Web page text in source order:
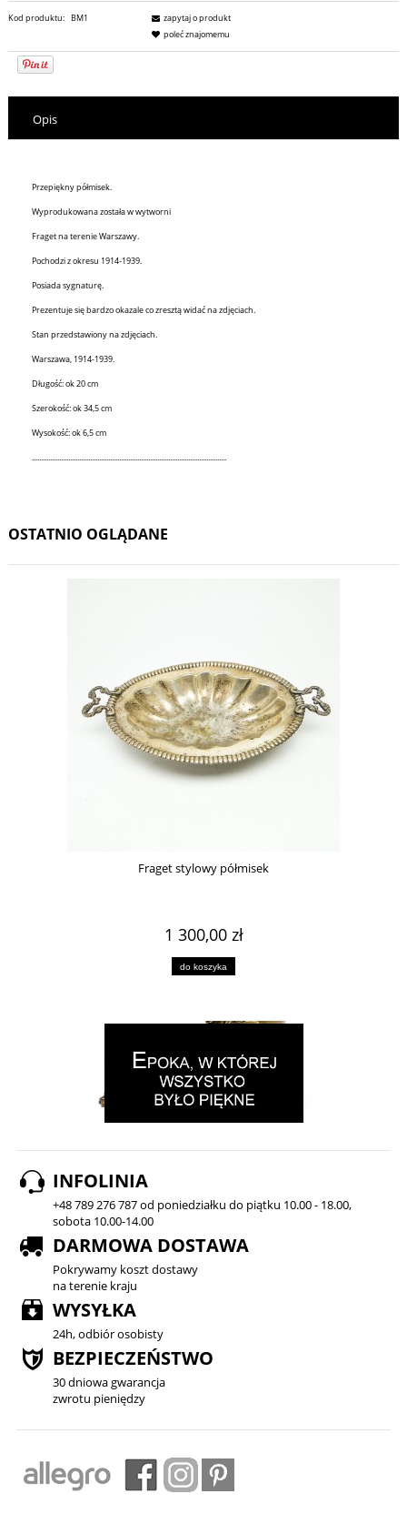
Kod produktu: BM1
zapytaj o produkt
poleć znajomemu
Opis
Przepiękny półmisek.
Wyprodukowana została w wytworni
Fraget na terenie Warszawy.
Pochodzi z okresu 1914-1939.
Posiada sygnaturę.
Prezentuje się bardzo okazale co zresztą widać na zdjęciach.
Stan przedstawiony na zdjęciach.
Warszawa, 1914-1939.
Długość: ok 20 cm
Szerokość: ok 34,5 cm
Wysokość: ok 6,5 cm
...........................................................................................................
OSTATNIO OGLĄDANE
Fraget stylowy półmisek
1 300,00 zł
do koszyka
INFOLINIA
+48 789 276 787 od poniedziałku do piątku 10.00 - 18.00,
sobota 10.00-14.00
DARMOWA DOSTAWA
Pokrywamy koszt dostawy
na terenie kraju
WYSYŁKA
24h, odbiór osobisty
BEZPIECZEŃSTWO
30 dniowa gwarancja
zwrotu pieniędzy